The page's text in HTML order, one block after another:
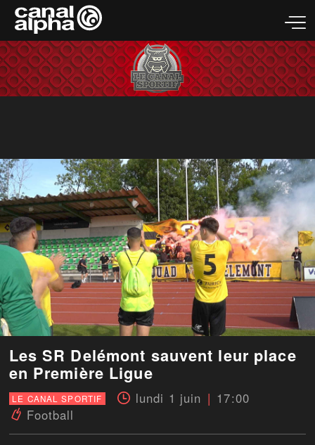
Les SR Delémont sauvent leur place
en Première Ligue
LE CANAL SPORTIF lundi 1 juin
17:00
Football